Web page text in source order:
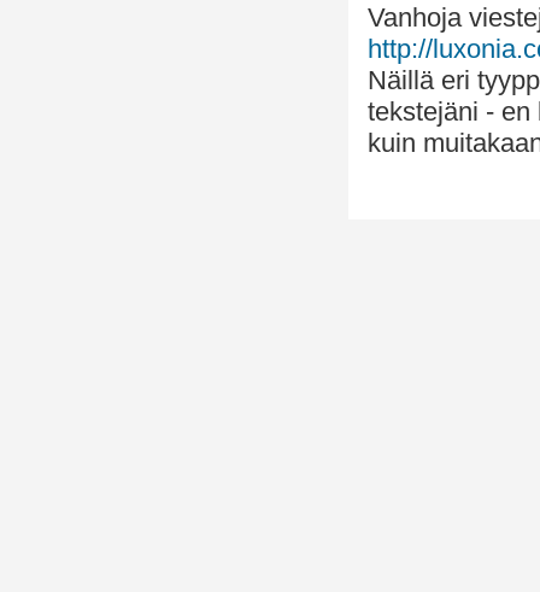
Vanhoja
http://
Näillä eri
tekstejäni - en
kuin